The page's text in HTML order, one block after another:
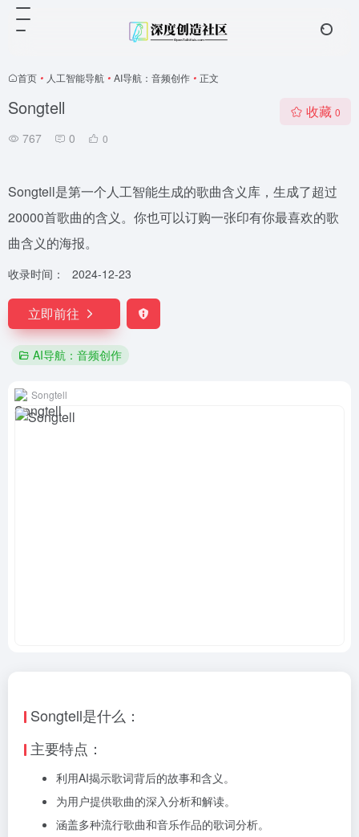
首页 • 人工智能导航 • AI导航：音频创作 • 正文
Songtell
767 0 0
收藏 0
Songtell是第一个人工智能生成的歌曲含义库，生成了超过
20000首歌曲的含义。你也可以订购一张印有你最喜欢的歌
曲含义的海报。
收录时间： 2024-12-23
立即前往
AI导航：音频创作
Songtell
Songtell是什么：
主要特点：
利用AI揭示歌词背后的故事和含义。
为用户提供歌曲的深入分析和解读。
涵盖多种流行歌曲和音乐作品的歌词分析。